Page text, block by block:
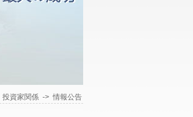
投資家関係-> 情報公告